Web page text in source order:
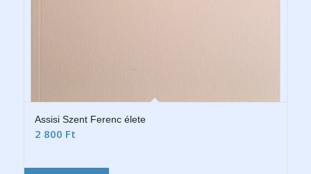
Assisi Szent Ferenc élete
2 800 Ft